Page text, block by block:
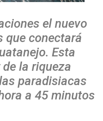
el nuevo
que conectará
Esta
la riqueza
paradisiacas
a 45 minutos